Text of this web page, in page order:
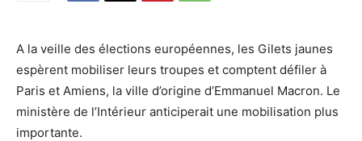
A la veille des élections européennes, les Gilets jaunes
espèrent mobiliser leurs troupes et comptent défiler à
Paris et Amiens, la ville d’origine d’Emmanuel Macron. Le
ministère de l’Intérieur anticiperait une mobilisation plus
importante.